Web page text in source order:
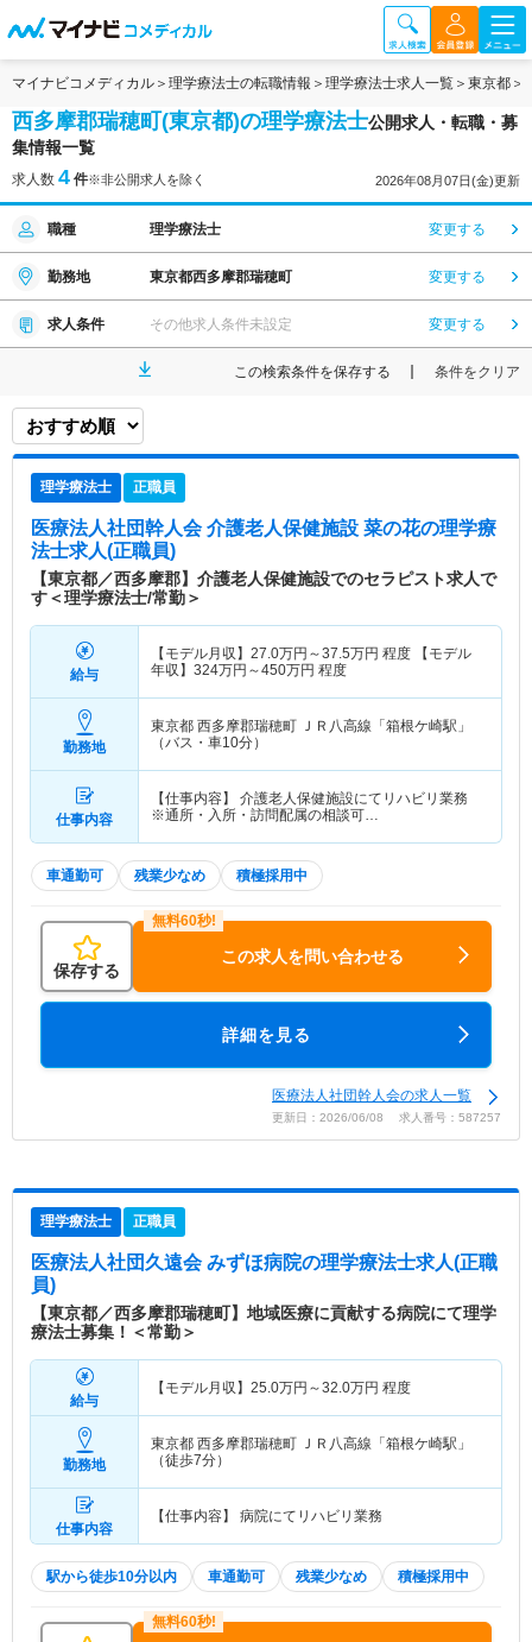
マイナビコメディカル 理学療法士の転職情報 理学療法士求人一覧 東京都
西多摩郡瑞穂町(東京都)の理学療法士公開求人・転職・募
集情報一覧
求人数 4 件※非公開求人を除く 2026年08月07日(金)更新
職種 理学療法士 変更する
勤務地 東京都西多摩郡瑞穂町 変更する
求人条件 その他求人条件未設定 変更する
この検索条件を保存する 条件をクリア
理学療法士 正職員
医療法人社団幹人会 介護老人保健施設 菜の花の理学療
法士求人(正職員)
【東京都／西多摩郡】介護老人保健施設でのセラピスト求人で
す＜理学療法士/常勤＞
給与
【モデル月収】 27.0万円～37.5万円 程度 【モデル
年収】 324万円～450万円 程度
勤務地
東京都 西多摩郡瑞穂町 ＪＲ八高線「箱根ケ崎駅」
（バス・車10分）
仕事内容
【仕事内容】 介護老人保健施設にてリハビリ業務
※通所・入所・訪問配属の相談可…
車通勤可 残業少なめ 積極採用中
保存する
この求人を問い合わせる
詳細を見る
医療法人社団幹人会の求人一覧
更新日：2026/06/08 求人番号：587257
理学療法士 正職員
医療法人社団久遠会 みずほ病院の理学療法士求人(正職
員)
【東京都／西多摩郡瑞穂町】地域医療に貢献する病院にて理学
療法士募集！＜常勤＞
給与
【モデル月収】 25.0万円～32.0万円 程度
勤務地
東京都 西多摩郡瑞穂町 ＪＲ八高線「箱根ケ崎駅」
（徒歩7分）
仕事内容
【仕事内容】 病院にてリハビリ業務
駅から徒歩10分以内 車通勤可 残業少なめ 積極採用中